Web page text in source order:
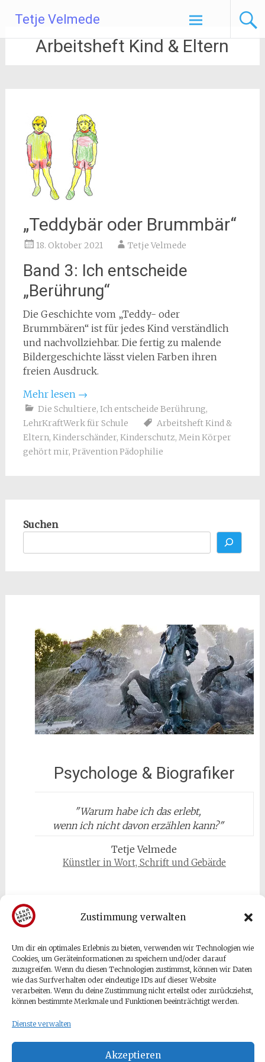
Zustimmung verwalten
Um dir ein optimales Erlebnis zu bieten, verwenden wir Technologien wie
Cookies, um Geräteinformationen zu speichern und/oder darauf
zuzugreifen. Wenn du diesen Technologien zustimmst, können wir Daten
wie das Surfverhalten oder eindeutige IDs auf dieser Website
verarbeiten. Wenn du deine Zustimmung nicht erteilst oder zurückziehst,
können bestimmte Merkmale und Funktionen beeinträchtigt werden.
Dienste verwalten
Akzeptieren
Inhalt
springen
Tetje Velmede
Arbeitsheft Kind & Eltern
„Teddybär oder Brummbär“
18. Oktober 2021 Tetje Velmede
Band 3: Ich entscheide
„Berührung“
Die Geschichte vom „Teddy- oder
Brummbären“ ist für jedes Kind verständlich
und nachvollziehbar. Die fertig zu malende
Bildergeschichte lässt vielen Farben ihren
freien Ausdruck.
Mehr lesen →
Die Schultiere, Ich entscheide Berührung,
LehrKraftWerk für Schule
Arbeitsheft Kind &
Eltern, Kinderschänder, Kinderschutz, Mein Körper
gehört mir, Prävention Pädophilie
Suchen
Psychologe & Biografiker
"Warum habe ich das erlebt,
wenn ich nicht davon erzählen kann?"
Tetje Velmede
Künstler in Wort, Schrift und Gebärde
Gäste & Besucher
Anmelden
Eintrags-Feed
Kommentar-Feed
WordPress.org